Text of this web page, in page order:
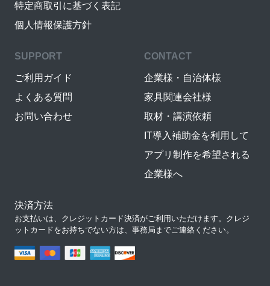
特定商取引に基づく表記
個人情報保護方針
SUPPORT
ご利用ガイド
よくある質問
お問い合わせ
CONTACT
企業様・自治体様
家具関連会社様
取材・講演依頼
IT導入補助金を利用して
アプリ制作を希望される
企業様へ
決済方法
お支払いは、クレジットカード決済がご利用いただけます。クレジ
ットカードをお持ちでない方は、事務局までご連絡ください。